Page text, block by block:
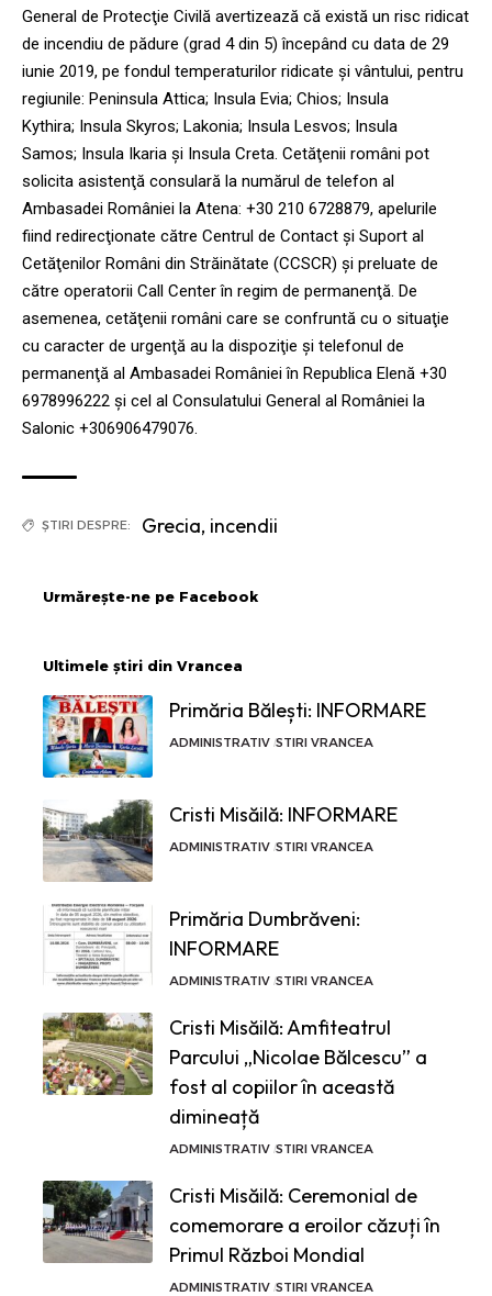
General de Protecţie Civilă avertizează că există un risc ridicat
de incendiu de pădure (grad 4 din 5) începând cu data de 29
iunie 2019, pe fondul temperaturilor ridicate şi vântului, pentru
regiunile: Peninsula Attica; Insula Evia; Chios; Insula
Kythira; Insula Skyros; Lakonia; Insula Lesvos; Insula
Samos; Insula Ikaria și Insula Creta. Cetăţenii români pot
solicita asistenţă consulară la numărul de telefon al
Ambasadei României la Atena: +30 210 6728879, apelurile
fiind redirecţionate către Centrul de Contact şi Suport al
Cetăţenilor Români din Străinătate (CCSCR) şi preluate de
către operatorii Call Center în regim de permanenţă. De
asemenea, cetăţenii români care se confruntă cu o situaţie
cu caracter de urgenţă au la dispoziţie şi telefonul de
permanenţă al Ambasadei României în Republica Elenă +30
6978996222 şi cel al Consulatului General al României la
Salonic +306906479076.
ȘTIRI DESPRE: Grecia, incendii
Urmărește-ne pe Facebook
Ultimele știri din Vrancea
Primăria Bălești: INFORMARE
ADMINISTRATIV STIRI VRANCEA
Cristi Misăilă: INFORMARE
ADMINISTRATIV STIRI VRANCEA
Primăria Dumbrăveni:
INFORMARE
ADMINISTRATIV STIRI VRANCEA
Cristi Misăilă: Amfiteatrul
Parcului „Nicolae Bălcescu” a
fost al copiilor în această
dimineață
ADMINISTRATIV STIRI VRANCEA
Cristi Misăilă: Ceremonial de
comemorare a eroilor căzuți în
Primul Război Mondial
ADMINISTRATIV STIRI VRANCEA